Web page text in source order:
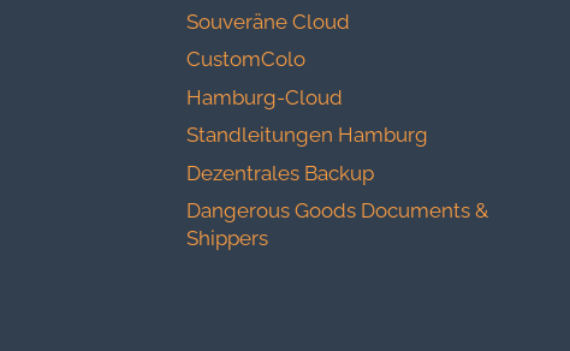
Souveräne Cloud
CustomColo
Hamburg-Cloud
Standleitungen Hamburg
Dezentrales Backup
Dangerous Goods Documents &
Shippers